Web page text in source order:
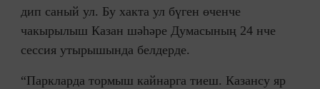
дип саный ул. Бу хакта ул бүген өченче
чакырылыш Казан шәһәре Думасының 24 нче
сессия утырышында белдерде.
“Паркларда тормыш кайнарга тиеш. Казансу яр